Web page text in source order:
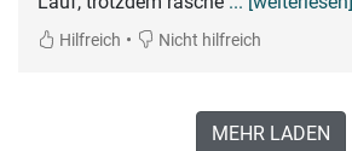
Hilfreich • Nicht hilfreich
MEHR LADEN